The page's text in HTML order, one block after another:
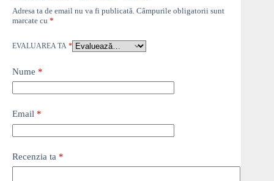
Adresa ta de email nu va fi publicată. Câmpurile obligatorii sunt
marcate cu *
EVALUAREA TA *
Nume *
Email *
Recenzia ta *